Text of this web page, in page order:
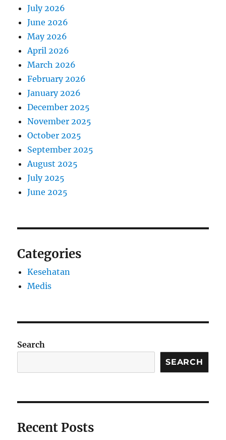
July 2026
June 2026
May 2026
April 2026
March 2026
February 2026
January 2026
December 2025
November 2025
October 2025
September 2025
August 2025
July 2025
June 2025
Categories
Kesehatan
Medis
Search
SEARCH
Recent Posts